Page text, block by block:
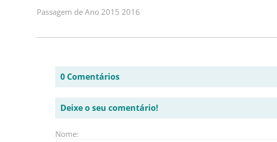
Passagem de Ano 2015 2016
0 Comentários
Deixe o seu comentário!
Nome: